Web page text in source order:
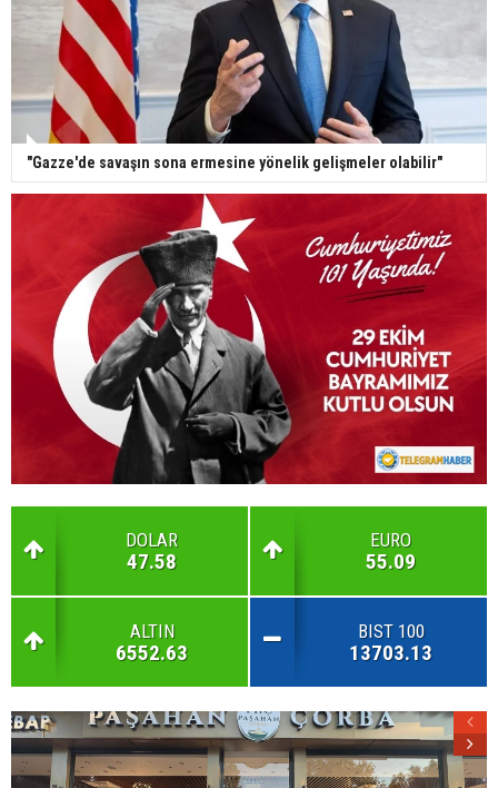
"Gazze'de savaşın sona ermesine yönelik gelişmeler olabilir"
DOLAR
47.58
EURO
55.09
ALTIN
6552.63
BIST 100
13703.13